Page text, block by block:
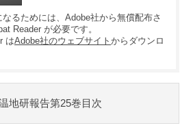
るためには、Adobe社から無償配布さ
Reader が必要です。
はAdobe社のウェブサイト からダウンロ
地研報告第25巻目次